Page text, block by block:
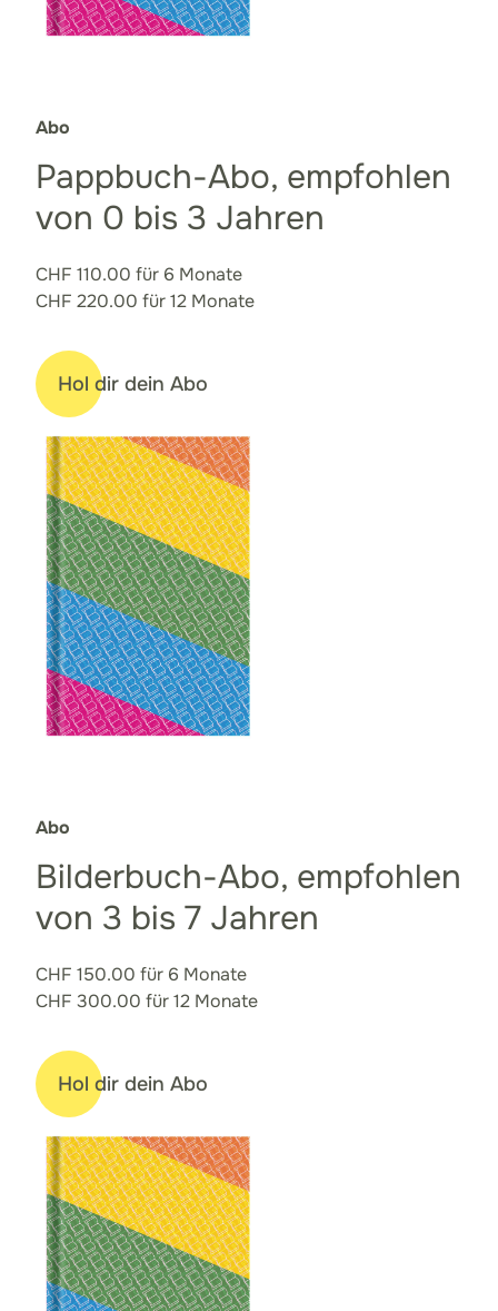
Abo
Pappbuch-Abo, empfohlen
von 0 bis 3 Jahren
CHF 110.00 für 6 Monate
CHF 220.00 für 12 Monate
Hol dir dein Abo
Abo
Bilderbuch-Abo, empfohlen
von 3 bis 7 Jahren
CHF 150.00 für 6 Monate
CHF 300.00 für 12 Monate
Hol dir dein Abo